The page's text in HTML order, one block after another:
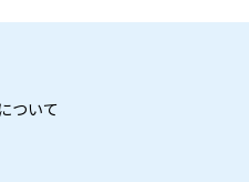
ついて